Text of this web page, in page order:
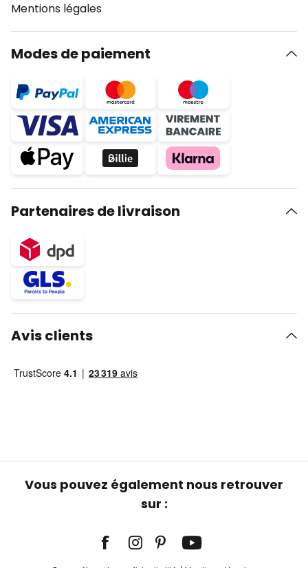
Mentions légales
Modes de paiement
Partenaires de livraison
Avis clients
Vous pouvez également nous retrouver
sur :